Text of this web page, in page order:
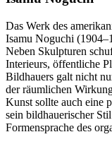
Das Werk des
Isamu Noguchi
Neben Skulpturen
Interieurs, öffentliche
Bildhauers galt nicht
der räumlichen
Kunst sollte auch eine
sein bildhauerischer
Formensprache des